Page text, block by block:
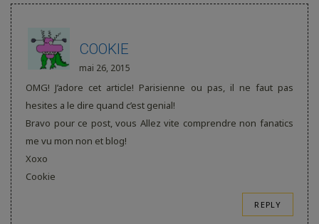
COOKIE
mai 26, 2015
OMG! J’adore cet article! Parisienne ou pas, il ne faut pas
hesites a le dire quand c’est genial!
Bravo pour ce post, vous Allez vite comprendre non fanatics
me vu mon non et blog!
Xoxo
Cookie
REPLY